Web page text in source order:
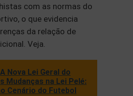
com as normas do
o que evidencia
da relação de
Veja.
A Nova Lei Geral do
Mudanças na Lei Pelé:
Cenário do Futebol